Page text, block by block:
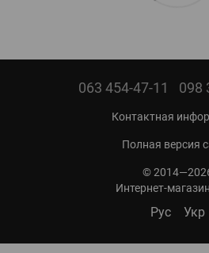
063 454-47-11 098
Контактная
Полная версия
©
Интернет-
Рус Укр